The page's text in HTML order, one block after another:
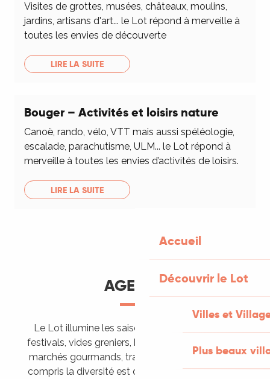
Accueil
Découvrir le Lot
Villes et
Plus beaux
Visites de grottes, musées, châteaux, moulins,
jardins, artisans d'art... le Lot répond à merveille à
toutes les envies de découverte
LIRE LA SUITE
Bouger – Activités et loisirs nature
Canoë, rando, vélo, VTT mais aussi spéléologie,
escalade, parachutisme, ULM... le Lot répond à
merveille à toutes les envies d’activités de loisirs.
LIRE LA SUITE
AGENDA
Le Lot illumine les saisons de ses animations :
festivals, vides greniers, brocantes, fêtes votives,
marchés gourmands, trails sportifs… Vous l’aurez
compris la diversité est de mise, alors tous à vos